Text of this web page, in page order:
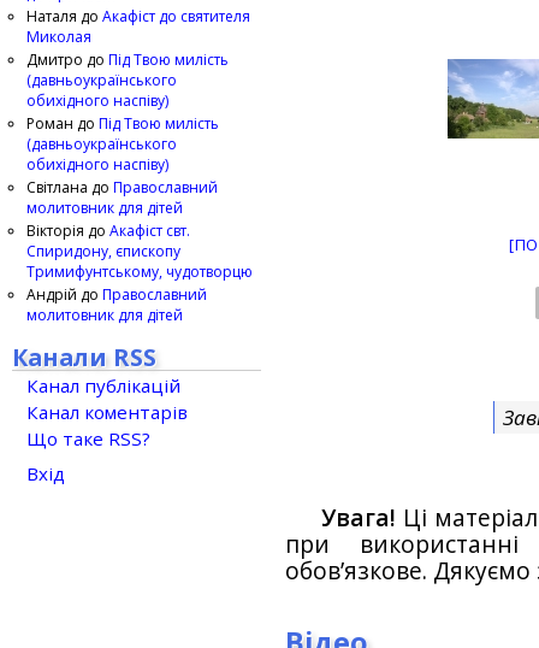
Увага! Ці
при
обов’язкове.
Наталя до Акафіст до святителя
Миколая
Дмитро до Під Твою милість
(давньоукраїнського
обихідного наспіву)
Роман до Під Твою милість
(давньоукраїнського
обихідного наспіву)
Світлана до Православний
молитовник для дітей
Вікторія до Акафіст свт.
Спиридону, єпископу
Тримифунтському, чудотворцю
Андрій до Православний
молитовник для дітей
Канали RSS
Канал публікацій
Канал коментарів
Що таке RSS?
Вхід